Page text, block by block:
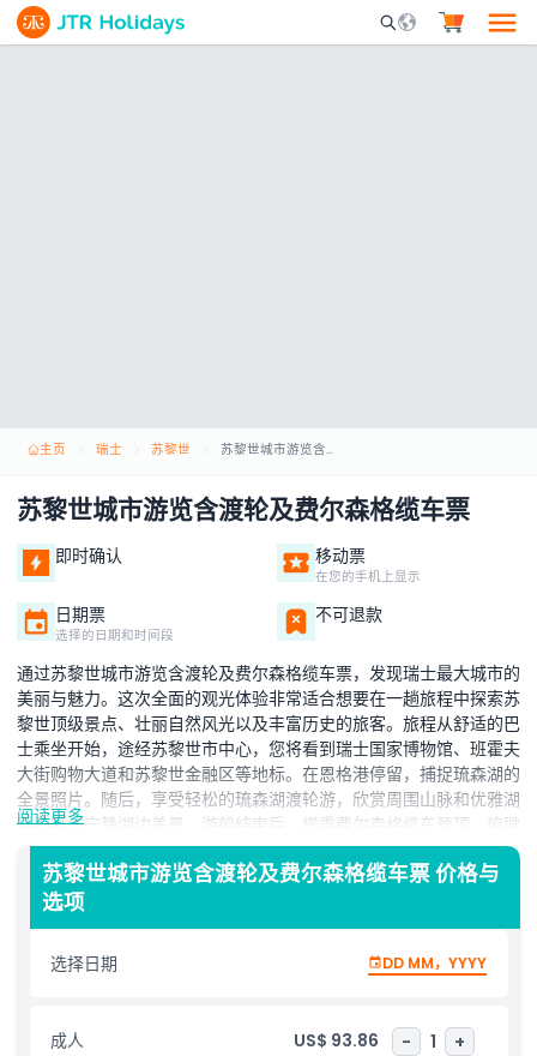
Mobile Search
主页 瑞士 苏黎世 苏黎世城市游览含渡轮及费尔森格缆车票
苏黎世城市游览含渡轮及费尔森格缆车票
即时确认 移动票
在您的手机上显示
日期票
选择的日期和时间段
不可退款
通过苏黎世城市游览含渡轮及费尔森格缆车票，发现瑞士最大城市的
美丽与魅力。这次全面的观光体验非常适合想要在一趟旅程中探索苏
黎世顶级景点、壮丽自然风光以及丰富历史的旅客。旅程从舒适的巴
士乘坐开始，途经苏黎世市中心，您将看到瑞士国家博物馆、班霍夫
大街购物大道和苏黎世金融区等地标。在恩格港停留，捕捉琉森湖的
全景照片。随后，享受轻松的琉森湖渡轮游，欣赏周围山脉和优雅湖
畔别墅的宁静湖边美景。游船结束后，搭乘费尔森格缆车登顶，俯瞰
苏黎世最佳观景点之一。从山顶，欣赏阿尔卑斯山、琉森湖及下方城
市的壮阔景色。此游览完美融合城市探险、自然美景和瑞士文化地
标。配备舒适交通、专业导游和难忘景致，苏黎世城市游览含渡轮及
费尔森格缆车是首次访客及回访旅客必体验之选。立即预订您的苏黎
世观光之旅，尽享难忘瑞士体验。
亮点
阅读更多
苏黎世城市游览含渡轮及费尔森格缆车票 价格与
选项
选择日期 DD MM，YYYY
成人 US$ 93.86 - 1 +